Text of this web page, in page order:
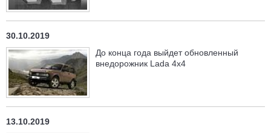
30.10.2019
До конца года выйдет обновленный
внедорожник Lada 4x4
13.10.2019